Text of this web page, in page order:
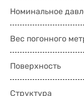
Номинальное
Вес погонного
Поверхность
Структура